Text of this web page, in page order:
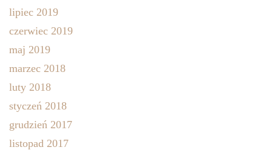
lipiec 2019
czerwiec 2019
maj 2019
marzec 2018
luty 2018
styczeń 2018
grudzień 2017
listopad 2017